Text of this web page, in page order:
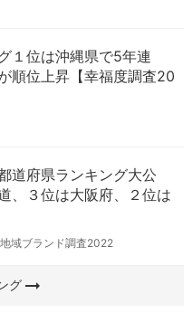
１位は沖縄県で5年連
順位上昇【幸福度調査20
道府県ランキング大公
、３位は大阪府、２位は
地域ブランド調査2022
グarrow_right_alt